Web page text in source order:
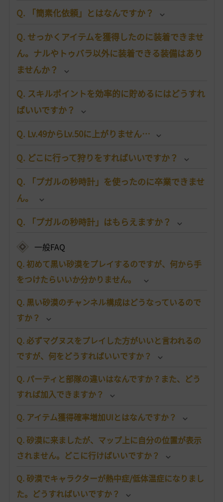
Q. 「簡素化依頼」とはなんですか？
Q. せっかくアイテムを獲得したのに装着できませ
ん。ナルやトゥバラ以外に装着できる装備はあり
ませんか？
Q. スキルポイントを効率的に貯めるにはどうすれ
ばいいですか？
Q. Lv.49からLv.50に上がりません…
Q. どこに行って狩りをすればいいですか？
Q. 「プガルの秒時計」を使ったのに卒業できませ
ん。
Q. 「プガルの秒時計」はもらえますか？
一般FAQ
Q. 初めて黒い砂漠をプレイするのですが、何から手
をつけたらいいか分かりません。
Q. 黒い砂漠のチャンネル構成はどうなっているので
すか？
Q. 必ずマグヌスをプレイした方がいいと言われるの
ですが、何をどうすればいいですか？
Q. パーティと部隊の違いはなんですか？また、どう
すれば加入できますか？
Q. アイテム獲得確率増加UIとはなんですか？
Q. 砂漠に来ましたが、マップ上に自分の位置が表示
されません。どこに行けばいいですか？
Q. 砂漠でキャラクターが熱中症/低体温症になりまし
た。どうすればいいですか？